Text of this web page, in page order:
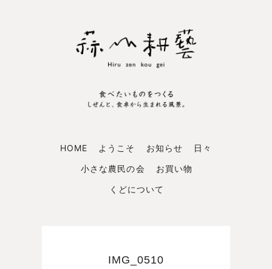
HOME ようこそ お知らせ
日々
小さな農民の会
お買い物
くどについて
IMG_0510